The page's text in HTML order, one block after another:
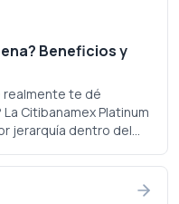
Beneficios y
realmente te dé
Citibanamex Platinum
jerarquía dentro del
plástico merece un